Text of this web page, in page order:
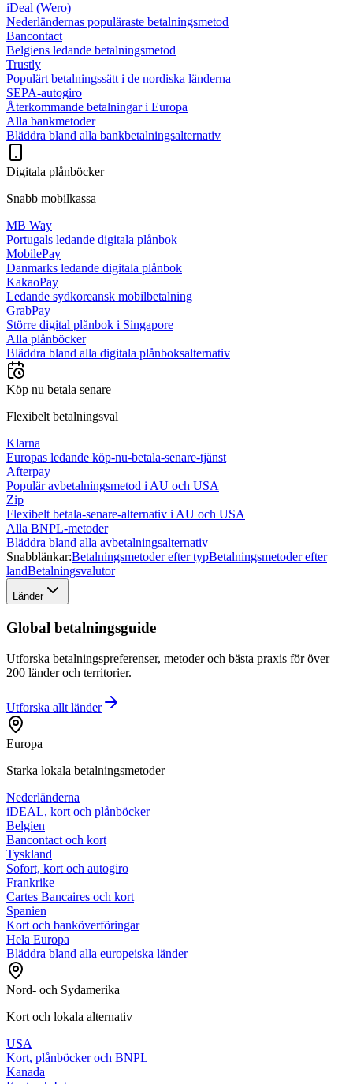
iDeal (Wero)
Nederländernas populäraste betalningsmetod
Bancontact
Belgiens ledande betalningsmetod
Trustly
Populärt betalningssätt i de nordiska länderna
SEPA-autogiro
Återkommande betalningar i Europa
Alla bankmetoder
Bläddra bland alla bankbetalningsalternativ
Digitala plånböcker
Snabb mobilkassa
MB Way
Portugals ledande digitala plånbok
MobilePay
Danmarks ledande digitala plånbok
KakaoPay
Ledande sydkoreansk mobilbetalning
GrabPay
Större digital plånbok i Singapore
Alla plånböcker
Bläddra bland alla digitala plånboksalternativ
Köp nu betala senare
Flexibelt betalningsval
Klarna
Europas ledande köp-nu-betala-senare-tjänst
Afterpay
Populär avbetalningsmetod i AU och USA
Zip
Flexibelt betala-senare-alternativ i AU och USA
Alla BNPL-metoder
Bläddra bland alla avbetalningsalternativ
Snabblänkar:Betalningsmetoder efter typBetalningsmetoder efter
landBetalningsvalutor
Länder
Global betalningsguide
Utforska betalningspreferenser, metoder och bästa praxis för över
200 länder och territorier.
Utforska allt länder
Europa
Starka lokala betalningsmetoder
Nederländerna
iDEAL, kort och plånböcker
Belgien
Bancontact och kort
Tyskland
Sofort, kort och autogiro
Frankrike
Cartes Bancaires och kort
Spanien
Kort och banköverföringar
Hela Europa
Bläddra bland alla europeiska länder
Nord- och Sydamerika
Kort och lokala alternativ
USA
Kort, plånböcker och BNPL
Kanada